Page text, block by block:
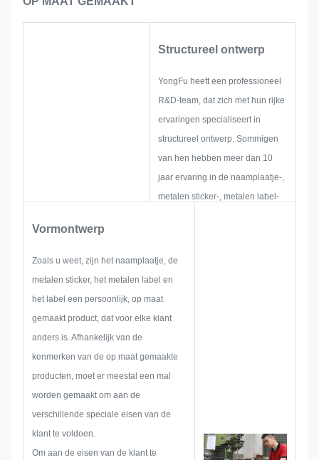
Structureel ontwerp
YongFu heeft een professioneel
R&D-team, dat zich met hun rijke
ervaringen specialiseert in
structureel ontwerp. Sommigen
van hen hebben meer dan 10
jaar ervaring in de naamplaatje-,
metalen sticker-, metalen label-
metalen label of label, zullen we
Vormontwerp
Zoals u weet, zijn het naamplaatje, de
metalen sticker, het metalen label en
het label een persoonlijk, op maat
gemaakt product, dat voor elke klant
anders is. Afhankelijk van de
kenmerken van de op maat gemaakte
producten, moet er meestal een mal
worden gemaakt om aan de
verschillende speciale eisen van de
klant te voldoen.
Om aan de eisen van de klant te